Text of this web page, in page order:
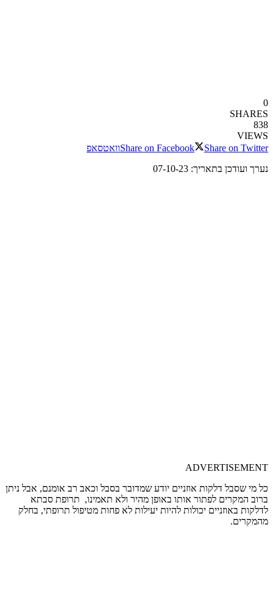
0
SHARES
838
VIEWS
Share on Facebook
Share on Twitter
וואטסאפ
נערך ועודכן בתאריך: 07-10-23
ADVERTISEMENT
כל מי שסבל דלקות אוזניים יודע שמדובר בסבל וכאב רב אומנם, אבל ניתן
ברוב המקרים לפתור אותו באופן מהיר ולא תאמינו, תרופת סבתא
לדלקות באוזניים יכולות להיות יעילות לא פחות מטיפול תרופתי, בחלק
מהמקרים.